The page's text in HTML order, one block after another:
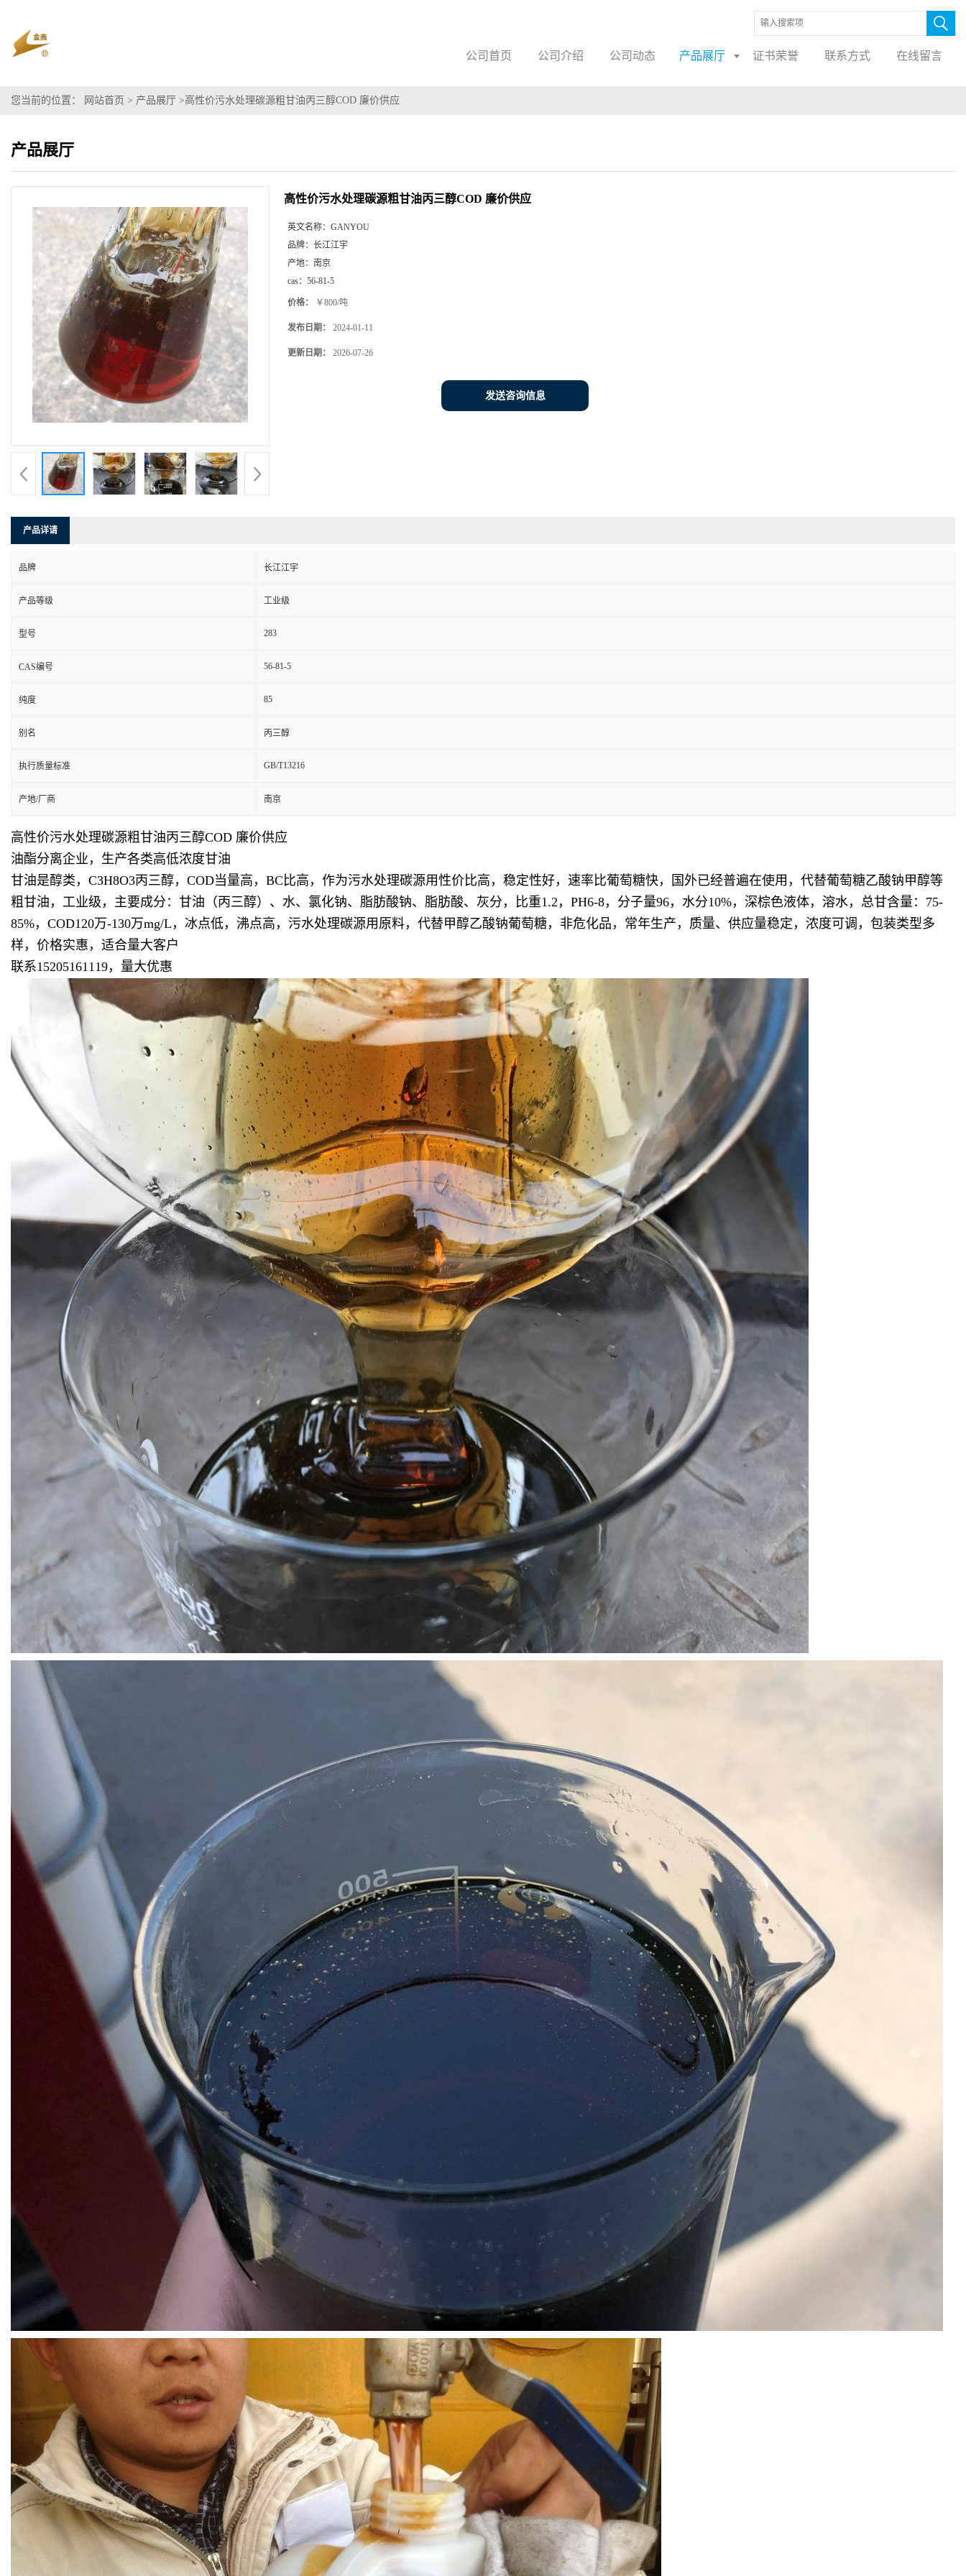
公司首页 公司介绍 公司动态 产品展厅 证书荣誉 联系方式 在线留言
您当前的位置： 网站首页 > 产品展厅 >高性价污水处理碳源粗甘油丙三醇COD 廉价供应
产品展厅
高性价污水处理碳源粗甘油丙三醇COD 廉价供应
英文名称： GANYOU
品牌： 长江江宇
产地： 南京
cas： 56-81-5
价格： ￥800/吨
发布日期： 2024-01-11
更新日期： 2026-07-26
发送咨询信息
产品详请
品牌 长江江宇
产品等级 工业级
型号 283
CAS编号 56-81-5
纯度 85
别名 丙三醇
执行质量标准 GB/T13216
产地/厂商 南京
高性价污水处理碳源粗甘油丙三醇COD 廉价供应
油酯分离企业，生产各类高低浓度甘油
甘油是醇类，C3H8O3丙三醇，COD当量高，BC比高，作为污水处理碳源用性价比高，稳定性好，速率比葡萄糖快，国外已经普遍在使用，代替葡萄糖乙酸钠甲醇等
粗甘油，工业级，主要成分：甘油（丙三醇）、水、氯化钠、脂肪酸钠、脂肪酸、灰分，比重1.2，PH6-8，分子量96，水分10%，深棕色液体，溶水，总甘含量：75-
85%，COD120万-130万mg/L，冰点低，沸点高，污水处理碳源用原料，代替甲醇乙酸钠葡萄糖，非危化品，常年生产，质量、供应量稳定，浓度可调，包装类型多
样，价格实惠，适合量大客户
联系15205161119，量大优惠